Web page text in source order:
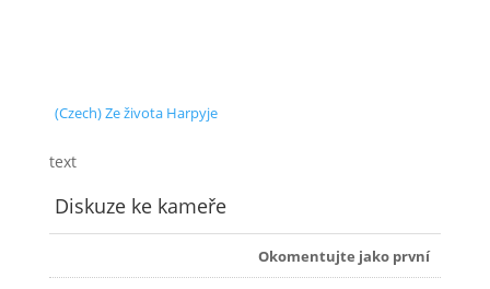
(Czech) Ze života Harpyje
text
Diskuze ke kameře
Okomentujte jako první